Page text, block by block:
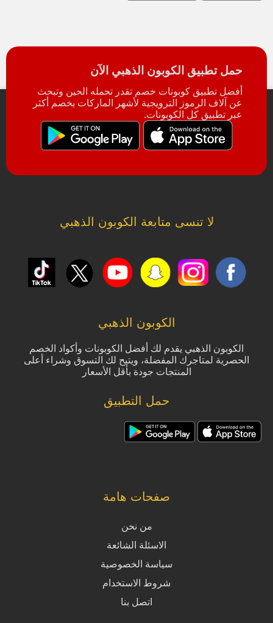
حمل تطبيق الكوبون الذهبي الآن
أفضل تطبيق كوبونات خصم تقدر تحمله الحين وتبحث
عن آلاف الرموز الترويجية لأشهر الماركات بخصم أكثر
عبر تطبيق كل الكوبونات.
لا تنسى متابعة الكوبون الذهبي
الكوبون الذهبي
الكوبون الذهبي يقدم لك أفضل الكوبونات وأكواد الخصم
الحصرية لمتاجرك المفضلة، ويتيح لك التسوق وشراء أعلى
المنتجات جودة بأقل الأسعار
حمل التطبيق
صفحات هامة
من نحن
الاسئلة الشائعة
سياسة الخصوصية
شروط الاستخدام
اتصل بنا